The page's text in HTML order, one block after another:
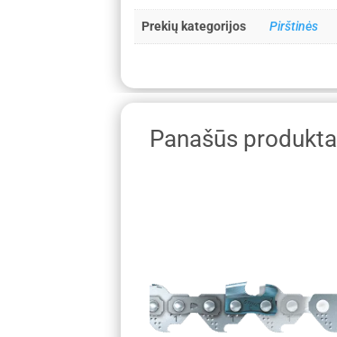
Prekių kategorijos Pirštinės
Panašūs